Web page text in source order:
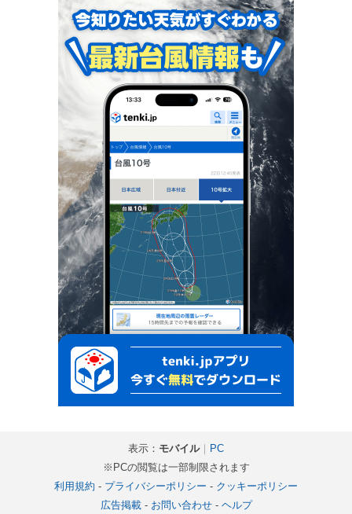
表示： モバイル｜ PC
※PCの閲覧は一部制限されます
利用規約 - プライバシーポリシー - クッキーポリシー
広告掲載- お問い合わせ- ヘルプ